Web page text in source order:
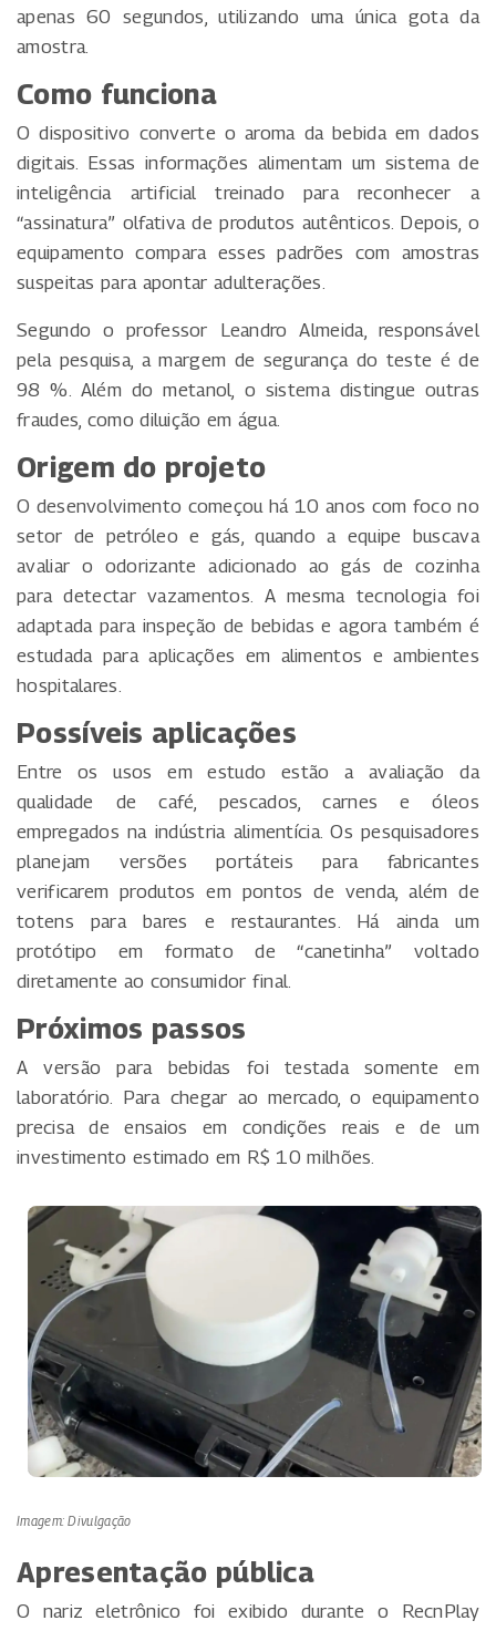
apenas 60 segundos, utilizando uma única gota da
amostra.
Como funciona
O dispositivo converte o aroma da bebida em dados
digitais. Essas informações alimentam um sistema de
inteligência artificial treinado para reconhecer a
“assinatura” olfativa de produtos autênticos. Depois, o
equipamento compara esses padrões com amostras
suspeitas para apontar adulterações.
Segundo o professor Leandro Almeida, responsável
pela pesquisa, a margem de segurança do teste é de
98 %. Além do metanol, o sistema distingue outras
fraudes, como diluição em água.
Origem do projeto
O desenvolvimento começou há 10 anos com foco no
setor de petróleo e gás, quando a equipe buscava
avaliar o odorizante adicionado ao gás de cozinha
para detectar vazamentos. A mesma tecnologia foi
adaptada para inspeção de bebidas e agora também é
estudada para aplicações em alimentos e ambientes
hospitalares.
Possíveis aplicações
Entre os usos em estudo estão a avaliação da
qualidade de café, pescados, carnes e óleos
empregados na indústria alimentícia. Os pesquisadores
planejam versões portáteis para fabricantes
verificarem produtos em pontos de venda, além de
totens para bares e restaurantes. Há ainda um
protótipo em formato de “canetinha” voltado
diretamente ao consumidor final.
Próximos passos
A versão para bebidas foi testada somente em
laboratório. Para chegar ao mercado, o equipamento
precisa de ensaios em condições reais e de um
investimento estimado em R$ 10 milhões.
Imagem: Divulgação
Apresentação pública
O nariz eletrônico foi exibido durante o RecnPlay